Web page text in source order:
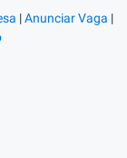
|Anunciar Vaga |